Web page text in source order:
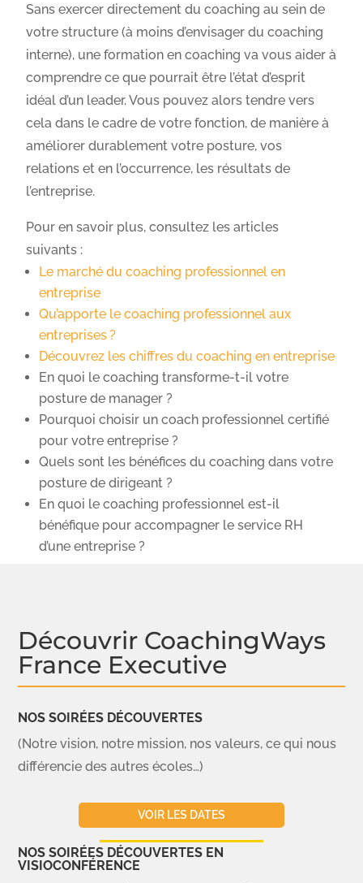
Sans exercer directement du coaching au sein de
votre structure (à moins d’envisager du coaching
interne), une formation en coaching va vous aider à
comprendre ce que pourrait être l’état d’esprit
idéal d’un leader. Vous pouvez alors tendre vers
cela dans le cadre de votre fonction, de manière à
améliorer durablement votre posture, vos
relations et en l’occurrence, les résultats de
l’entreprise.
Pour en savoir plus, consultez les articles
suivants :
Le marché du coaching professionnel en
entreprise
Qu’apporte le coaching professionnel aux
entreprises ?
Découvrez les chiffres du coaching en entreprise
En quoi le coaching transforme-t-il votre
posture de manager ?
Pourquoi choisir un coach professionnel certifié
pour votre entreprise ?
Quels sont les bénéfices du coaching dans votre
posture de dirigeant ?
En quoi le coaching professionnel est-il
bénéfique pour accompagner le service RH
d’une entreprise ?
Découvrir CoachingWays
France Executive
NOS SOIRÉES DÉCOUVERTES
(Notre vision, notre mission, nos valeurs, ce qui nous
différencie des autres écoles…)
VOIR LES DATES
NOS SOIRÉES DÉCOUVERTES EN
VISIOCONFÉRENCE